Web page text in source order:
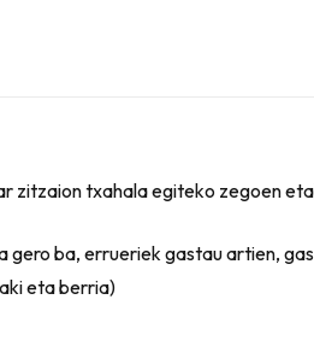
zitzaion txahala egiteko zegoen
gero ba, errueriek gastau artien,
eta berria)